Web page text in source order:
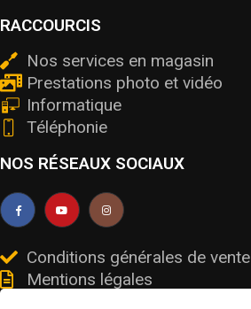
RACCOURCIS
Nos services en magasin
Prestations photo et vidéo
Informatique
Téléphonie
NOS RÉSEAUX SOCIAUX
Conditions générales de vente
Mentions légales